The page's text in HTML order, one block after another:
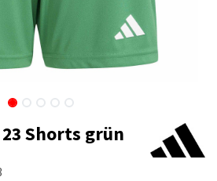
Shorts grün